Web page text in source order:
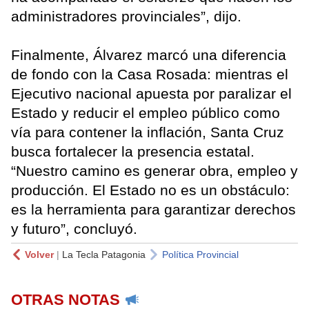
administradores provinciales”, dijo.
Finalmente, Álvarez marcó una diferencia
de fondo con la Casa Rosada: mientras el
Ejecutivo nacional apuesta por paralizar el
Estado y reducir el empleo público como
vía para contener la inflación, Santa Cruz
busca fortalecer la presencia estatal.
“Nuestro camino es generar obra, empleo y
producción. El Estado no es un obstáculo:
es la herramienta para garantizar derechos
y futuro”, concluyó.
Volver| La Tecla Patagonia Política Provincial
OTRAS NOTAS